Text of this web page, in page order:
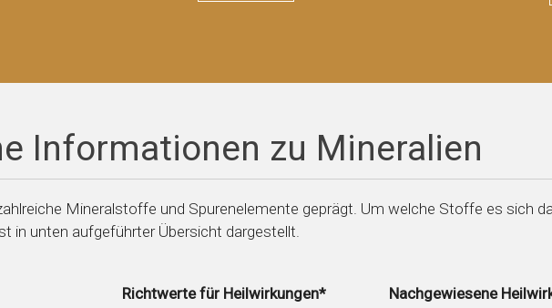
Informationen zu Mineralien
Mineralstoffe und Spurenelemente geprägt. Um welche Stoffe es sich
in unten aufgeführter Übersicht dargestellt.
Richtwerte für Heilwirkungen* Nachgewiesene